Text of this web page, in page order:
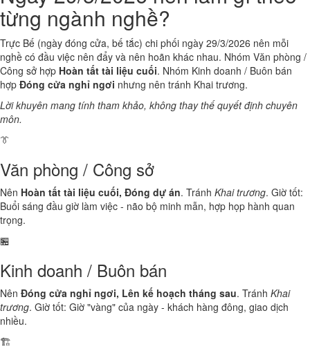
từng ngành nghề?
Trực Bế (ngày đóng cửa, bế tắc) chi phối ngày 29/3/2026 nên mỗi
nghề có đầu việc nên đẩy và nên hoãn khác nhau. Nhóm Văn phòng /
Công sở hợp Hoàn tất tài liệu cuối. Nhóm Kinh doanh / Buôn bán
hợp Đóng cửa nghỉ ngơi nhưng nên tránh Khai trương.
Lời khuyên mang tính tham khảo, không thay thế quyết định chuyên
môn.
👔
Văn phòng / Công sở
Nên Hoàn tất tài liệu cuối, Đóng dự án. Tránh Khai trương. Giờ tốt:
Buổi sáng đầu giờ làm việc - não bộ minh mẫn, hợp họp hành quan
trọng.
🏪
Kinh doanh / Buôn bán
Nên Đóng cửa nghỉ ngơi, Lên kế hoạch tháng sau. Tránh Khai
trương. Giờ tốt: Giờ "vàng" của ngày - khách hàng đông, giao dịch
nhiều.
🏗️